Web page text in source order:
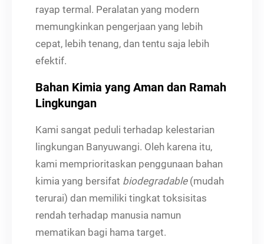
rayap termal. Peralatan yang modern
memungkinkan pengerjaan yang lebih
cepat, lebih tenang, dan tentu saja lebih
efektif.
Bahan Kimia yang Aman dan Ramah
Lingkungan
Kami sangat peduli terhadap kelestarian
lingkungan Banyuwangi. Oleh karena itu,
kami memprioritaskan penggunaan bahan
kimia yang bersifat biodegradable(mudah
terurai) dan memiliki tingkat toksisitas
rendah terhadap manusia namun
mematikan bagi hama target.